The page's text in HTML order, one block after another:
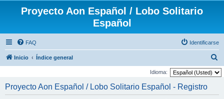
Proyecto Aon Español / Lobo Solitario
Español
FAQ Identificarse
Inicio Índice general
u
Idioma:
Proyecto Aon Español / Lobo Solitario Español - Registro